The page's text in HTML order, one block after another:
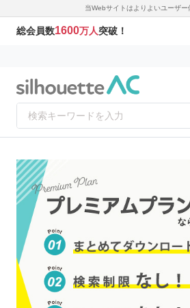
当Webサイトはよりよいユーザ
総会員数1600万人突破！